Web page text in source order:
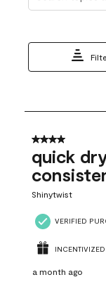
8
12
Reviews
4 out of 5 stars.
quick
Shinytwist
VERIFIED
a month ago